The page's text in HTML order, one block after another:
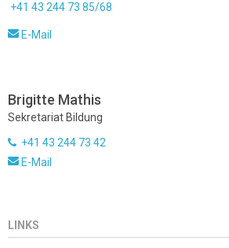
+41 43 244 73 85/68
E-Mail
Brigitte Mathis
Sekretariat Bildung
+41 43 244 73 42
E-Mail
LINKS